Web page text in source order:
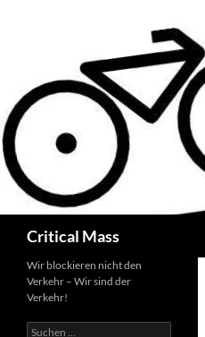
Critical Mass
Wir blockieren nicht den
Verkehr – Wir sind der
Verkehr!
Suchen